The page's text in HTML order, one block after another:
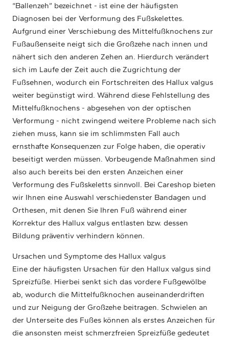
“Ballenzeh” bezeichnet - ist eine der häufigsten
Diagnosen bei der Verformung des Fußskelettes.
Aufgrund einer Verschiebung des Mittelfußknochens zur
Fußaußenseite neigt sich die Großzehe nach innen und
nähert sich den anderen Zehen an. Hierdurch verändert
sich im Laufe der Zeit auch die Zugrichtung der
Fußsehnen, wodurch ein Fortschreiten des Hallux valgus
weiter begünstigt wird. Während diese Fehlstellung des
Mittelfußknochens - abgesehen von der optischen
Verformung - nicht zwingend weitere Probleme nach sich
ziehen muss, kann sie im schlimmsten Fall auch
ernsthafte Konsequenzen zur Folge haben, die operativ
beseitigt werden müssen. Vorbeugende Maßnahmen sind
also auch bereits bei den ersten Anzeichen einer
Verformung des Fußskeletts sinnvoll. Bei Careshop bieten
wir Ihnen eine Auswahl verschiedenster Bandagen und
Orthesen, mit denen Sie Ihren Fuß während einer
Korrektur des Hallux valgus entlasten bzw. dessen
Bildung präventiv verhindern können.
Ursachen und Symptome des Hallux valgus
Eine der häufigsten Ursachen für den Hallux valgus sind
Spreizfüße. Hierbei senkt sich das vordere Fußgewölbe
ab, wodurch die Mittelfußknochen auseinanderdriften
und zur Neigung der Großzehe beitragen. Schwielen an
der Unterseite des Fußes können als erstes Anzeichen für
die ansonsten meist schmerzfreien Spreizfüße gedeutet